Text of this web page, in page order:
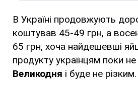
В Україні продовжують
коштував 45-49 грн, а
65 грн, хоча найдешевші
продукту українцям поки
Великодня і буде не різким.